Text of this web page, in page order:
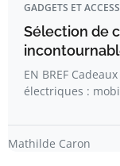
GADGETS ET
Sélection de
EN BREF
électriques :
Mathilde Caron